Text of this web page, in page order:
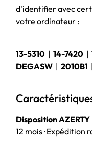
d'identifier avec
votre ordinateur :
13-5310 | 14-7420 |
DEGASW | 2010B1 |
Disposition
12 mois · Expédition